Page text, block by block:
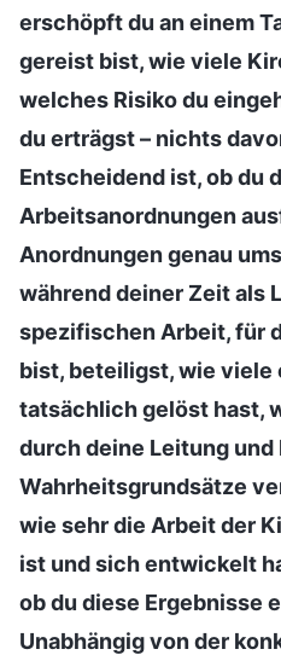
erschöpft du an einem
gereist bist, wie viele
welches Risiko du
du erträgst – nichts
Entscheidend ist, ob du
Arbeitsanordnungen
Anordnungen genau
während deiner Zeit als
spezifischen Arbeit, für
bist, beteiligst, wie viele
tatsächlich gelöst hast,
durch deine Leitung und
Wahrheitsgrundsätze
wie sehr die Arbeit der
ist und sich entwickelt
ob du diese Ergebnisse
Unabhängig von der